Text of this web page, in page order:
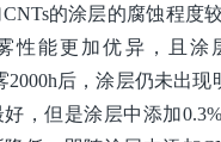
的涂层的腐蚀程度
性能更加优异，且涂
2000h后，涂层仍未出
，但是涂层中添加